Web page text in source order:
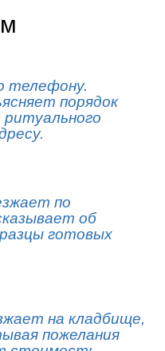
телефону.
порядок
по
об
готовых
на кладбище,
пожелания